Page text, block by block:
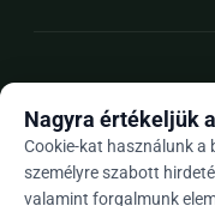
Nagyra értékeljük
Cookie-kat használunk a
személyre szabott
valamint forgalmunk